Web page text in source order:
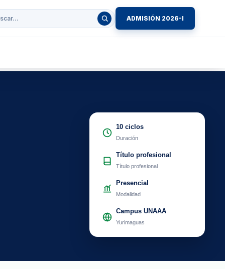
ADMISIÓN 2026-I
10 ciclos
Duración
Título profesional
Título profesional
Presencial
Modalidad
Campus UNAAA
Yurimaguas